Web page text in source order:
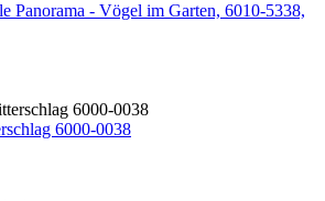
Panorama - Vögel im Garten, 6010-5338,
6000-0038